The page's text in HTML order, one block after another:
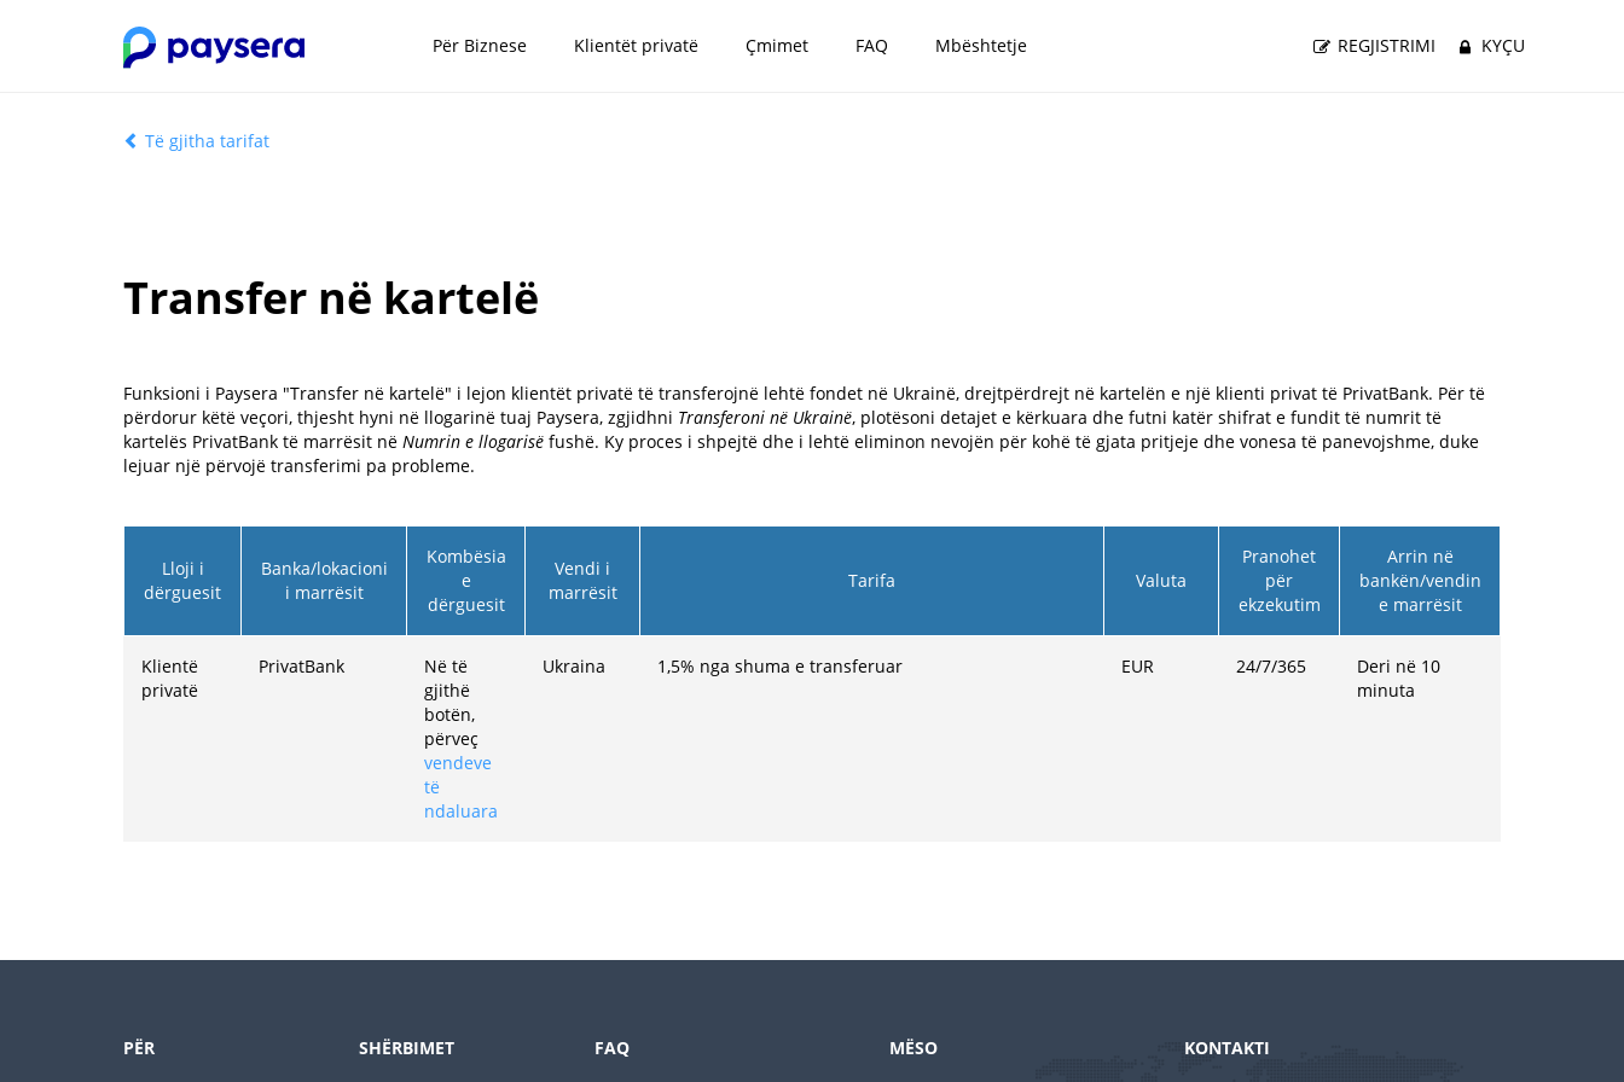
Për Biznese Klientët privatë Çmimet FAQ Mbështetje REGJISTRIMI KYÇU
Të gjitha tarifat
Transfer në kartelë
Funksioni i Paysera "Transfer në kartelë" i lejon klientët privatë të transferojnë lehtë fondet në Ukrainë, drejtpërdrejt në kartelën e një klienti privat të PrivatBank. Për të
përdorur këtë veçori, thjesht hyni në llogarinë tuaj Paysera, zgjidhni Transferoni në Ukrainë, plotësoni detajet e kërkuara dhe futni katër shifrat e fundit të numrit të
kartelës PrivatBank të marrësit në Numrin e llogarisë fushë. Ky proces i shpejtë dhe i lehtë eliminon nevojën për kohë të gjata pritjeje dhe vonesa të panevojshme, duke
lejuar një përvojë transferimi pa probleme.
Lloji i
dërguesit
Banka/lokacioni
i marrësit
Kombësia
e
dërguesit
Vendi i
marrësit
Tarifa Valuta
Pranohet
për
ekzekutim
Arrin në
bankën/vendin
e marrësit
Klientë
privatë
PrivatBank
Në të
gjithë
botën,
përveç
vendeve
të
ndaluara
Ukraina 1,5% nga shuma e transferuar EUR 24/7/365
Deri në 10
minuta
PËR SHËRBIMET FAQ MËSO KONTAKTI